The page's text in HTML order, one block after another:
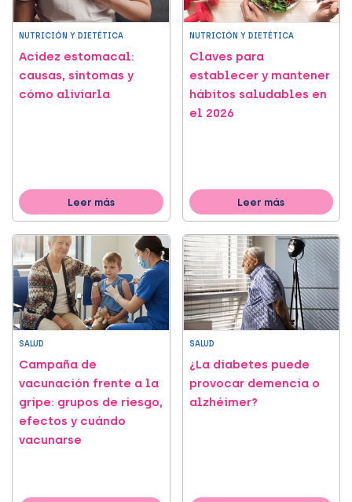
NUTRICIÓN Y DIETÉTICA
Acidez estomacal:
causas, síntomas y
cómo aliviarla
Leer más
NUTRICIÓN Y DIETÉTICA
Claves para
establecer y mantener
hábitos saludables en
el 2026
Leer más
SALUD
Campaña de
vacunación frente a la
gripe: grupos de riesgo,
efectos y cuándo
vacunarse
SALUD
¿La diabetes puede
provocar demencia o
alzhéimer?